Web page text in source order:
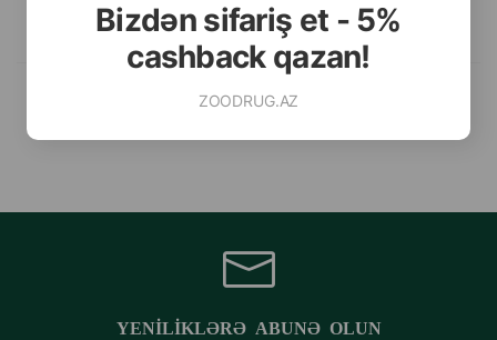
Bizdən sifariş et - 5%
cashback qazan!
ZOODRUG.AZ
Məhsullar 1-4 of 4
YENILIKLƏRƏ ABUNƏ OLUN